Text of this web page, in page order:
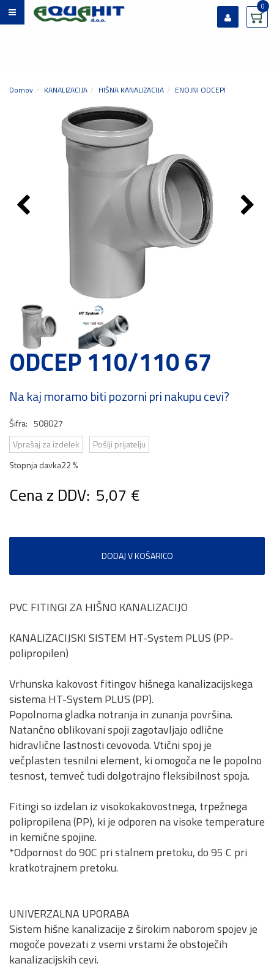
0
Domov KANALIZACIJA HIŠNA KANALIZACIJA ENOJNI ODCEPI
ODCEP 110/110 67
Na kaj moramo biti pozorni pri nakupu cevi?
Šifra: 508027
Vprašaj za izdelek
Pošlji prijatelju
Stopnja davka22 %
Cena z DDV: 5,07 €
DODAJ V KOŠARICO
PVC FITINGI ZA HIŠNO KANALIZACIJO
KANALIZACIJSKI SISTEM HT-System PLUS (PP-
polipropilen)
Vrhunska kakovost fitingov hišnega kanalizacijskega
sistema HT-System PLUS (PP).
Popolnoma gladka notranja in zunanja površina.
Natančno oblikovani spoji zagotavljajo odlične
hidravlične lastnosti cevovoda. Vtični spoj je
večplasten tesnilni element, ki omogoča ne le popolno
tesnost, temveč tudi dolgotrajno fleksibilnost spoja.
Fitingi so izdelan iz visokokakovostnega, trpežnega
polipropilena (PP), ki je odporen na visoke temperature
in kemične spojine.
*Odpornost do 90C pri stalnem pretoku, do 95 C pri
kratkotrajnem pretoku.
UNIVERZALNA UPORABA
Sistem hišne kanalizacije z širokim naborom spojev je
mogoče povezati z vsemi vrstami že obstoječih
kanalizacijskih cevi.